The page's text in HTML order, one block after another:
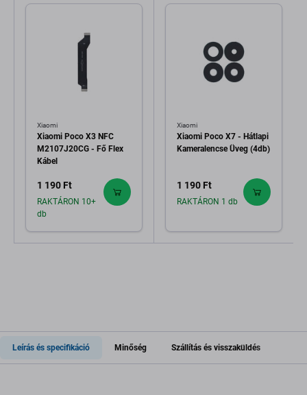
Xiaomi
Xiaomi Poco X3 NFC
M2107J20CG - Fő Flex
Kábel
1 190 Ft
RAKTÁRON 10+
db
Xiaomi
Xiaomi Poco X7 - Hátlapi
Kameralencse Üveg (4db)
1 190 Ft
RAKTÁRON 1 db
Leírás és specifikáció Minőség Szállítás és visszaküldés